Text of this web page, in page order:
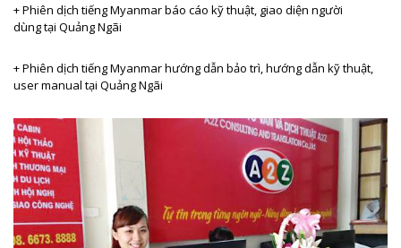
+ Phiên dịch tiếngMyanmar báo cáo kỹ thuật, giao diện người
dùng tại Quảng Ngãi
+ Phiên dịch tiếngMyanmar hướng dẫn bảo trì, hướng dẫn kỹ thuật,
user manual tại Quảng Ngãi